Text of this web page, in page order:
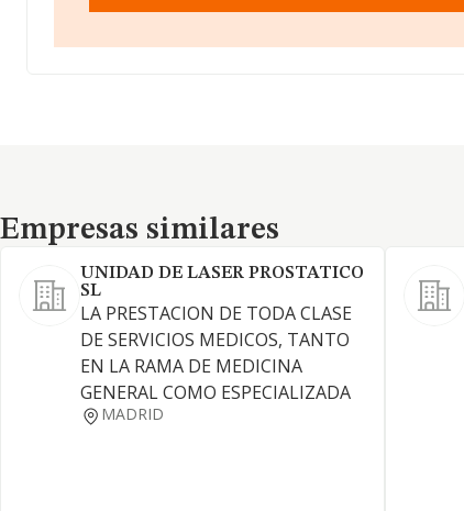
Empresas similares
Empresas similares
UNIDAD DE LASER PROSTATICO
SL
LA PRESTACION DE TODA CLASE
DE SERVICIOS MEDICOS, TANTO
EN LA RAMA DE MEDICINA
GENERAL COMO ESPECIALIZADA
MADRID